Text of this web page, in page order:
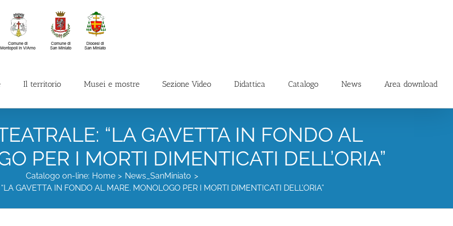
Il territorio Musei e mostre Sezione Video Didattica Catalogo News Area download
“LA GAVETTA IN FONDO AL
PER I MORTI DIMENTICATI DELL’ORIA”
Catalogo on-line: Home
News_SanMiniato
GAVETTA IN FONDO AL MARE. MONOLOGO PER I MORTI DIMENTICATI DELL’ORIA”